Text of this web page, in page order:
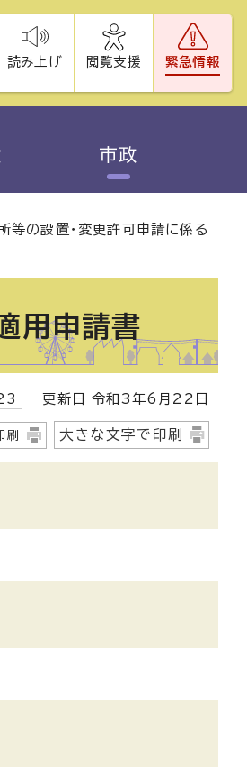
読み上げ 閲覧支援 緊急情報
市政
等の設置・変更許可申請に係る
用申請書
更新日 令和3年6月22日
刷 大きな文字で印刷